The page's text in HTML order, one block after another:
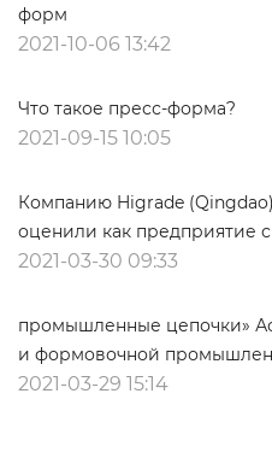
форм
2021-10-06 13:42
Что такое пресс-форма?
2021-09-15 10:05
Компанию Higrade
оценили как предприятие
2021-03-30 09:33
промышленные цепочки»
и формовочной
2021-03-29 15:14